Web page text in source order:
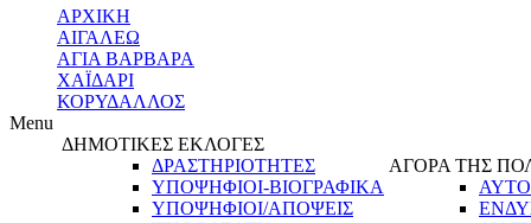
ΑΡΧΙΚΗ
ΑΙΓΑΛΕΩ
ΑΓΙΑ ΒΑΡΒΑΡΑ
ΧΑΪΔΑΡΙ
ΚΟΡΥΔΑΛΛΟΣ
Menu
ΔΗΜΟΤΙΚΕΣ ΕΚΛΟΓΕΣ
ΔΡΑΣΤΗΡΙΟΤΗΤΕΣ
ΥΠΟΨΗΦΙΟΙ-ΒΙΟΓΡΑΦΙΚΑ
ΥΠΟΨΗΦΙΟΙ/ΑΠΟΨΕΙΣ
ΑΓΟΡΑ ΤΗΣ